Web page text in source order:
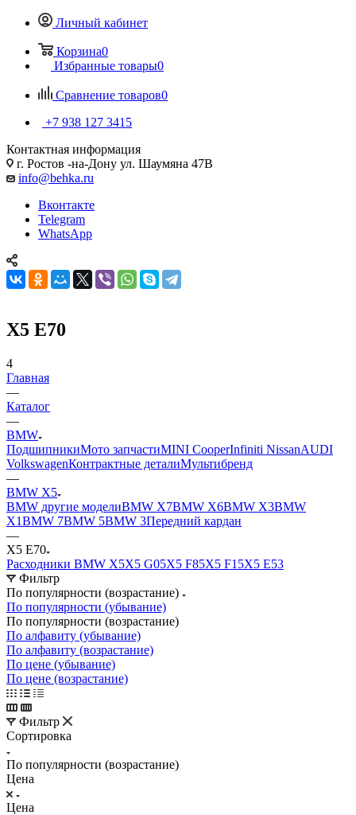
Личный кабинет
Корзина0
Избранные товары0
Сравнение товаров0
+7 938 127 3415
Контактная информация
г. Ростов -на-Дону ул. Шаумяна 47В
info@behka.ru
Вконтакте
Telegram
WhatsApp
X5 E70
4
Главная
—
Каталог
—
BMW
ПодшипникиМото запчастиMINI CooperInfiniti NissanAUDI
VolkswagenКонтрактные деталиМультибренд
—
BMW X5
BMW другие моделиBMW X7BMW X6BMW X3BMW
X1BMW 7BMW 5BMW 3Передний кардан
—
X5 E70
Расходники BMW X5X5 G05X5 F85X5 F15X5 E53
Фильтр
По популярности (возрастание)
По популярности (убывание)
По популярности (возрастание)
По алфавиту (убывание)
По алфавиту (возрастание)
По цене (убывание)
По цене (возрастание)
Фильтр
Сортировка
По популярности (возрастание)
Цена
Цена